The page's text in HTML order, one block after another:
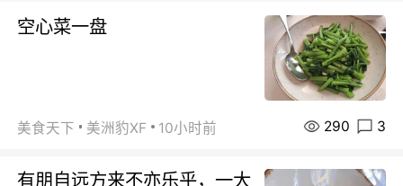
空心菜一盘
美食天下 美洲豹XF 10小时前 290 3
有朋自远方来不亦乐乎，一大